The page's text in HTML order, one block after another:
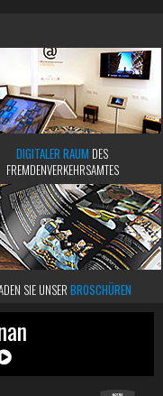
DIGITALER RAUM DES
FREMDENVERKEHRSAMTES
SIE UNSER BROSCHÜREN